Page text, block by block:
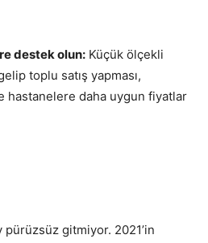
destek olun: Küçük ölçekli
toplu satış yapması,
hastanelere daha uygun fiyatlar
gitmiyor. 2021’in